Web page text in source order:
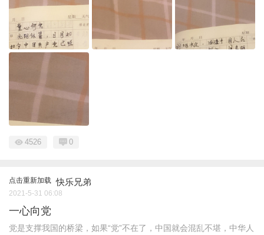
4526 0
点击重新加载 快乐兄弟
2021-5-31 06:08
一心向党
党是支撑我国的桥梁，如果“党”不在了，中国就会混乱不堪，中华人